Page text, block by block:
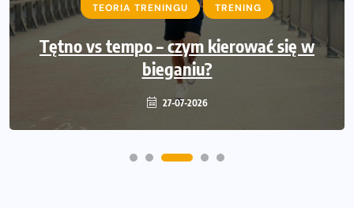
TEORIA TRENINGU TRENING
Tętno vs tempo – czym kierować się w
bieganiu?
27-07-2026
Ile razy w tygodniu biegać? 3 treningi
wystarczą? Jak często biegać, żeby robić
postępy
20-07-2026